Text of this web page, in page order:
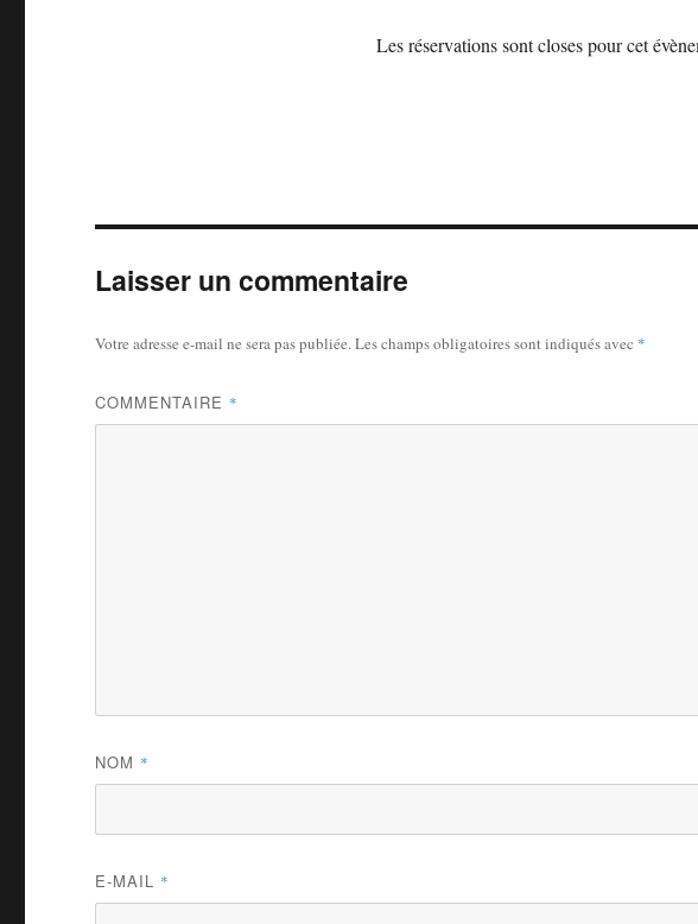
Les réservations sont closes pour cet
Laisser un commentaire
Votre adresse e-mail ne sera pas publiée.Les champs obligatoires sont indiqués avec *
COMMENTAIRE *
NOM *
E-MAIL *